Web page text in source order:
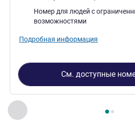
Назад - Номер
Страница , Номер 1 : Номер
Номер для людей с
возможностями
Подробная информация
См. доступные